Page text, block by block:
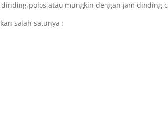
polos atau mungkin dengan jam dinding
salah satunya :